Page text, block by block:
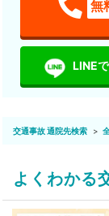
無
LINE
交通事故 通院先検索
よくわかる